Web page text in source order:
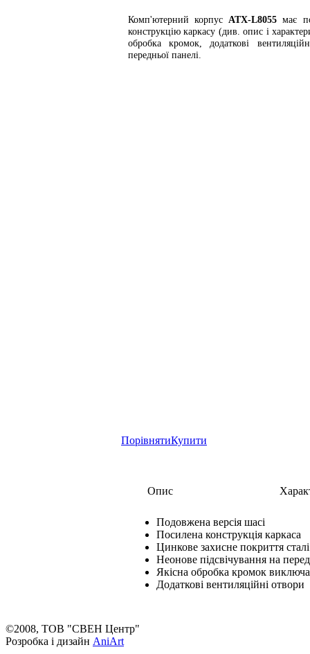
Комп'ютерний корпус ATX-L8055 має
конструкцію каркасу (див. опис і
обробка кромок, додаткові
передньої панелі.
ПорівнятиКупити
Опис
Подовжена версія шасі
Посилена конструкція каркаса
Цинкове захисне покриття сталі
Неонове підсвічування на
Якісна обробка кромок
Додаткові вентиляційні отвори
©2008, ТОВ "СВЕН Центр"
Розробка і дизайн AniArt